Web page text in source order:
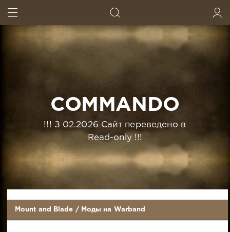
COMMANDO
!!! З 02.2026 Сайт переведено в
Read-only !!!
Mount and Blade / Моды на Warband